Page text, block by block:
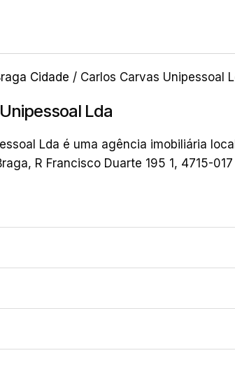
Cidade / Carlos Carvas Unipessoal
Lda
Lda é uma agência imobiliária
R Francisco Duarte 195 1, 4715-017